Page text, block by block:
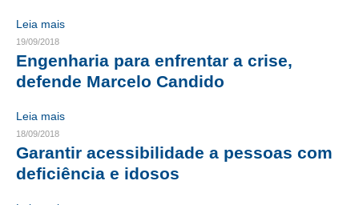
CONTRIBUIÇÕES
CONTRIBUIÇÃO ASSISTENCIAL
REVISÃO DE APOSENTADORIA
Leia mais
19/09/2018
Engenharia para enfrentar a crise,
defende Marcelo Candido
Leia mais
18/09/2018
Garantir acessibilidade a pessoas com
deficiência e idosos